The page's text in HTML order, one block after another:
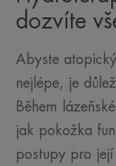
dozvíte
Abyste
nejlépe, je
Během
jak pokožka
postupy pro